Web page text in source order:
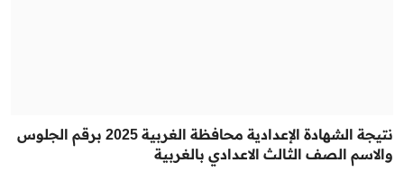
نتيجة الشهادة الإعدادية محافظة الغربية 2025 برقم الجلوس
والاسم الصف الثالث الاعدادي بالغربية